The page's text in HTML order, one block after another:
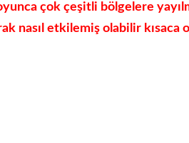
çok çeşitli bölgelere
nasıl etkilemiş olabilir kısaca